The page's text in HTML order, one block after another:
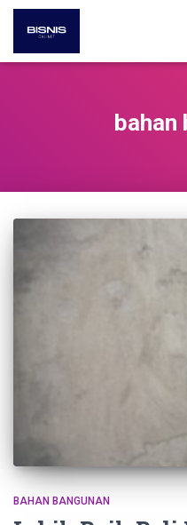
bahan
BAHAN BANGUNAN